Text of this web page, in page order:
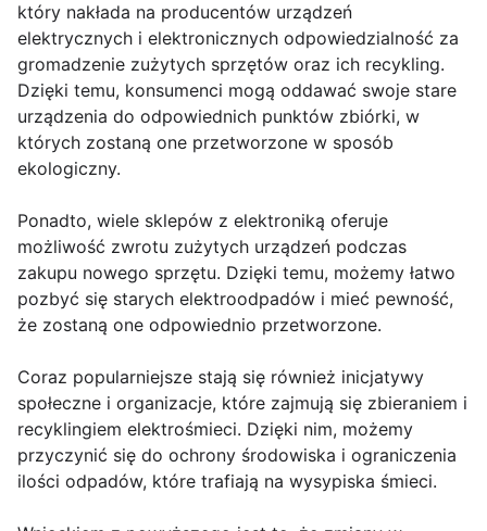
który nakłada na producentów urządzeń
elektrycznych i elektronicznych odpowiedzialność za
gromadzenie zużytych sprzętów oraz ich recykling.
Dzięki temu, konsumenci mogą oddawać swoje stare
urządzenia do odpowiednich punktów zbiórki, w
których zostaną one przetworzone w sposób
ekologiczny.
Ponadto, wiele sklepów z elektroniką oferuje
możliwość zwrotu zużytych urządzeń podczas
zakupu nowego sprzętu. Dzięki temu, możemy łatwo
pozbyć się starych elektroodpadów i mieć pewność,
że zostaną one odpowiednio przetworzone.
Coraz popularniejsze stają się również inicjatywy
społeczne i organizacje, które zajmują się zbieraniem i
recyklingiem elektrośmieci. Dzięki nim, możemy
przyczynić się do ochrony środowiska i ograniczenia
ilości odpadów, które trafiają na wysypiska śmieci.